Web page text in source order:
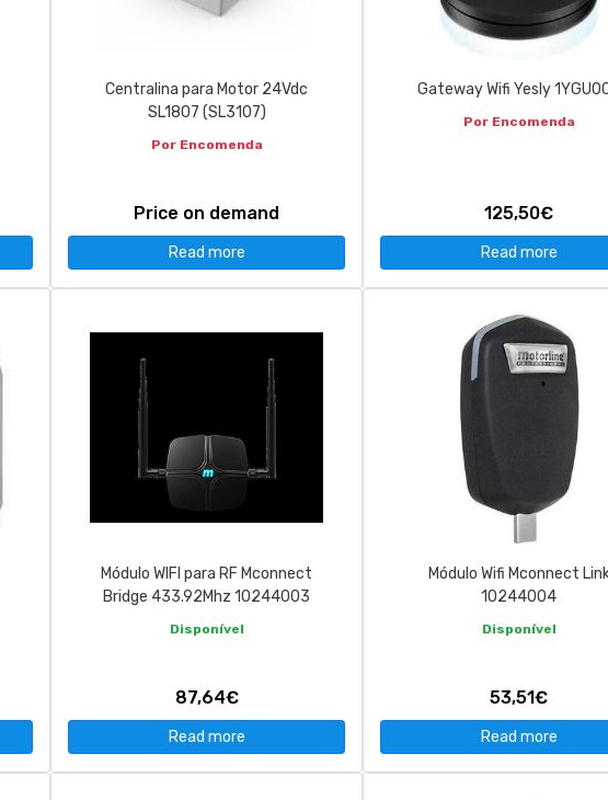
Centralina para Motor 24Vdc
SL1807 (SL3107)
Por Encomenda
Price on demand
Read more
Gateway Wifi Yesly
Por Encomenda
125,50€
Read more
Módulo WIFI para RF Mconnect
Bridge 433.92Mhz 10244003
Disponível
87,64€
Read more
Módulo Wifi Mconnect
10244004
Disponível
53,51€
Read more